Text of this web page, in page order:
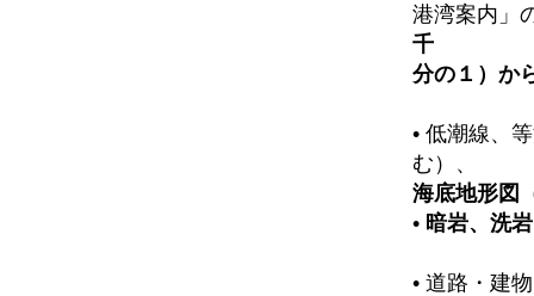
港湾案内」
千
分の１）か
• 低潮線、
む）、
海底地形図
• 暗岩、洗
• 道路・建